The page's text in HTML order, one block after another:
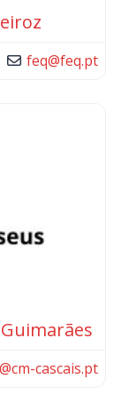
feq@feq.pt
@cm-cascais.pt